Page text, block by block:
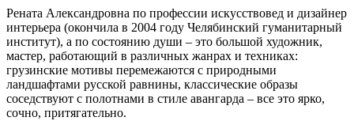
Рената Александровна по профессии искусствовед и дизайнер
интерьера (окончила в 2004 году Челябинский гуманитарный
институт), а по состоянию души – это большой художник,
мастер, работающий в различных жанрах и техниках:
грузинские мотивы перемежаются с природными
ландшафтами русской равнины, классические образы
соседствуют с полотнами в стиле авангарда – все это ярко,
сочно, притягательно.